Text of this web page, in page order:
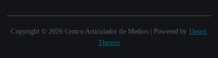
Copyright © 2026 Centro Articulador de Medios | Powered by Desert
Themes